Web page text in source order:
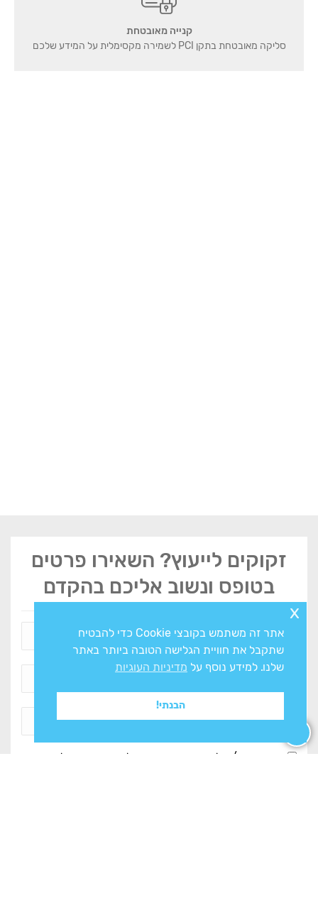
קנייה מאובטחת
סליקה מאובטחת בתקן PCI לשמירה מקסימלית על המידע שלכם
זקוקים לייעוץ? השאירו פרטים
בטופס ונשוב אליכם בהקדם
אני מסכים/ה ל
ולעיבוד המידע ליצירת
אתר זה משתמש בקובצי Cookie כדי להבטיח
שתקבל את חוויית הגלישה הטובה ביותר באתר
שלנו. למידע נוסף על מדיניות העוגיות
הבנתי!
x